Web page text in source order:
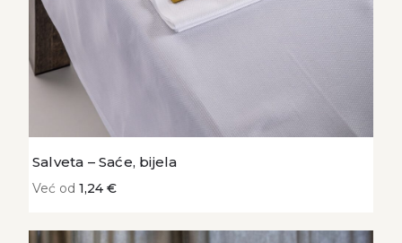
Salveta – Saće, bijela
Već od 1,24 €